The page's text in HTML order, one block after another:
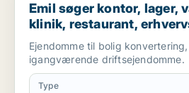
Emil søger kontor, lager,
klinik, restaurant,
boligudlejningsejendom,
produktionslokaler eller
Nordsjælland
Ejendomme til bolig
igangværende driftsejendomme.
Type